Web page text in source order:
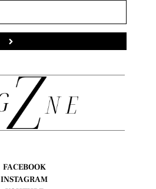
FACEBOOK
INSTAGRAM